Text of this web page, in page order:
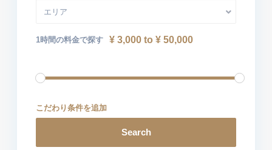
エリア
1時間の料金で探す ¥ 3,000 to ¥ 50,000
こだわり条件を追加
Search